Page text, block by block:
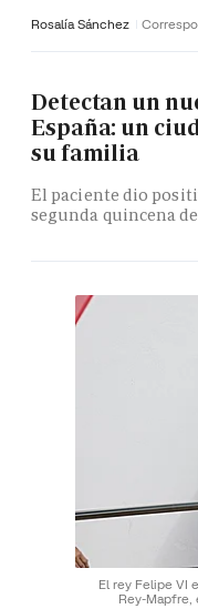
Rosalía Sánchez
Detectan un
España: un
su familia
El paciente dio
segunda quincena
El rey Felipe VI
Rey-Mapfre,